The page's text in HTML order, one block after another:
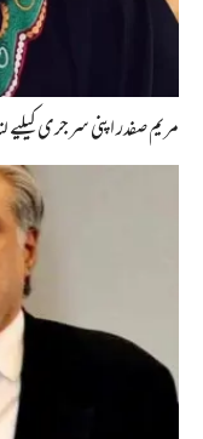
مریم صفدر اپنی سرجری کیلیے